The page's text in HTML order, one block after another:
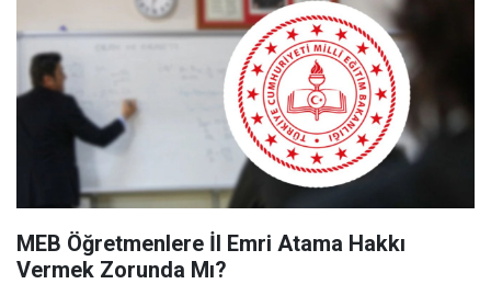
MEB Öğretmenlere İl Emri Atama Hakkı
Vermek Zorunda Mı?